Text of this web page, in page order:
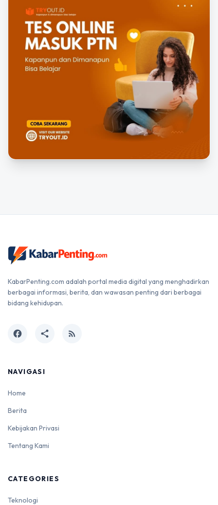
KabarPenting.com adalah portal media digital yang menghadirkan
berbagai informasi, berita, dan wawasan penting dari berbagai
bidang kehidupan.
facebook share rss_feed
NAVIGASI
Home
Berita
Kebijakan Privasi
Tentang Kami
CATEGORIES
Teknologi